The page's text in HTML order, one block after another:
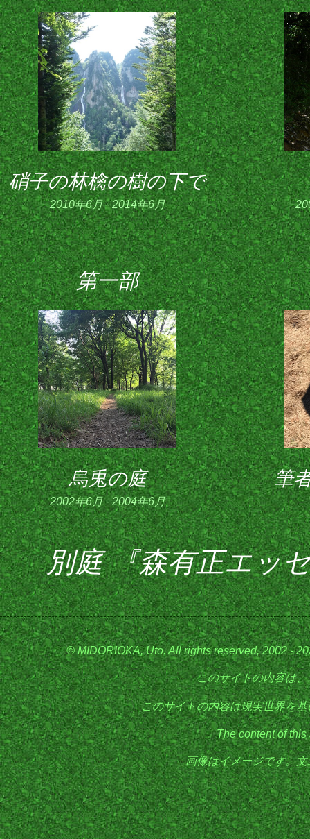
硝子の林檎の樹の下で
2010年6月 - 2014年6月
第一部
烏兎の庭
2002年6月 - 2004年6月
筆
別庭 『森有正エッ
© MIDORIOKA, Uto. All rights reserved, 2002 -
このサイトの内容は
このサイトの内容は現実世界を
The content of
画像はイメージです。